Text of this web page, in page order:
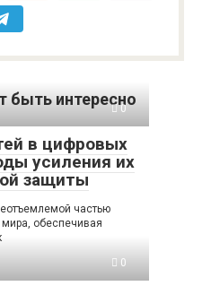
интересно
0
в цифровых
усиления их
защиты
частью
обеспечивая
0